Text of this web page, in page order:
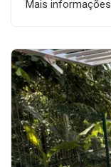
Mais informações